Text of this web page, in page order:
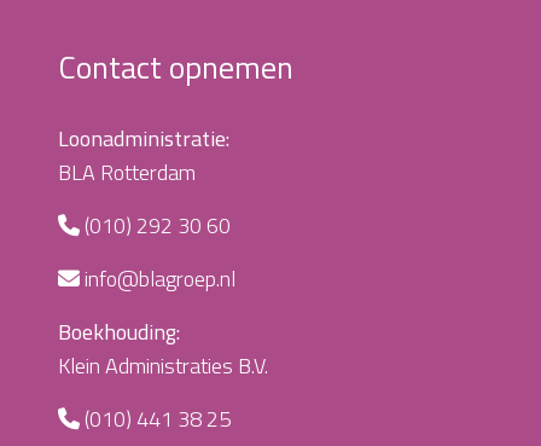
Contact opnemen
Loonadministratie:
BLA Rotterdam
(010) 292 30 60
info@blagroep.nl
Boekhouding:
Klein Administraties B.V.
(010) 441 38 25